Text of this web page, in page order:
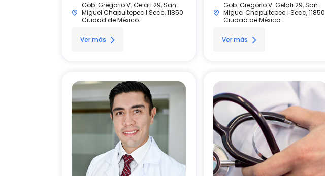
Gob. Gregorio V. Gelati 29, San
Miguel Chapultepec I Secc, 11850
Ciudad de México.
Ver más
Gob. Gregorio V. Gelati 29, San
Miguel Chapultepec I Secc, 11850
Ciudad de México.
Ver más